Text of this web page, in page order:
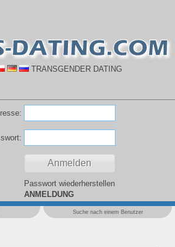
TRANSGENDER DATING
Passwort wiederherstellen
ANMELDUNG
Suche nach einem Benutzer